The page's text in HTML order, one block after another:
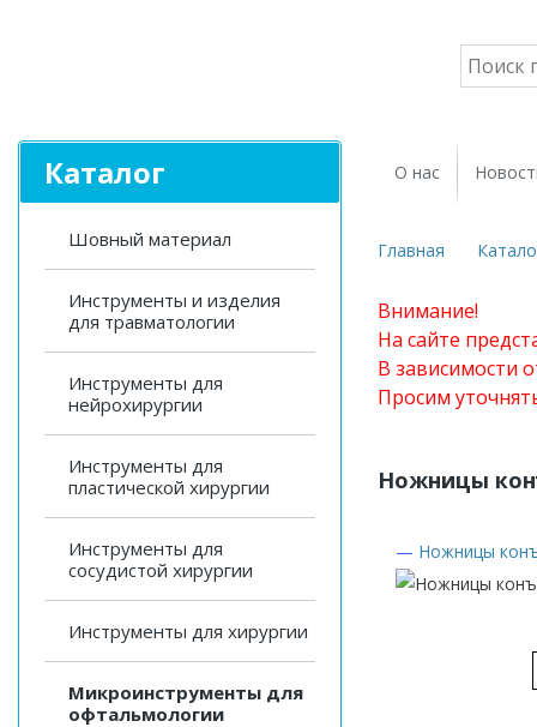
Каталог
Шовный материал
Инструменты и изделия
для травматологии
Инструменты для
нейрохирургии
Инструменты для
пластической хирургии
Инструменты для
сосудистой хирургии
Инструменты для хирургии
Микроинструменты для
офтальмологии
О нас
Главная
Внимание!
На сайте
В зависимости
Просим
Ножницы
— Ножницы